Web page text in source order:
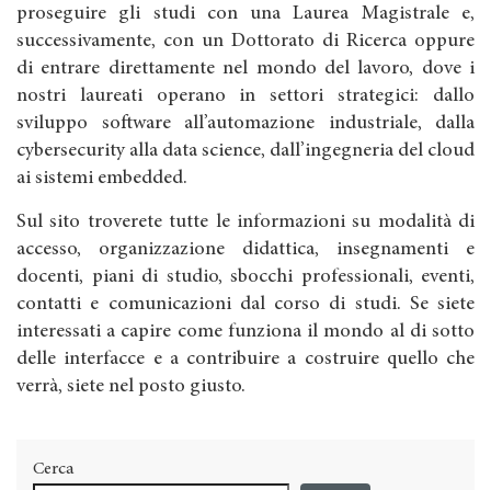
proseguire gli studi con una Laurea Magistrale e,
successivamente, con un Dottorato di Ricerca oppure
di entrare direttamente nel mondo del lavoro, dove i
nostri laureati operano in settori strategici: dallo
sviluppo software all’automazione industriale, dalla
cybersecurity alla data science, dall’ingegneria del cloud
ai sistemi embedded.
Sul sito troverete tutte le informazioni su modalità di
accesso, organizzazione didattica, insegnamenti e
docenti, piani di studio, sbocchi professionali, eventi,
contatti e comunicazioni dal corso di studi. Se siete
interessati a capire come funziona il mondo al di sotto
delle interfacce e a contribuire a costruire quello che
verrà, siete nel posto giusto.
Cerca